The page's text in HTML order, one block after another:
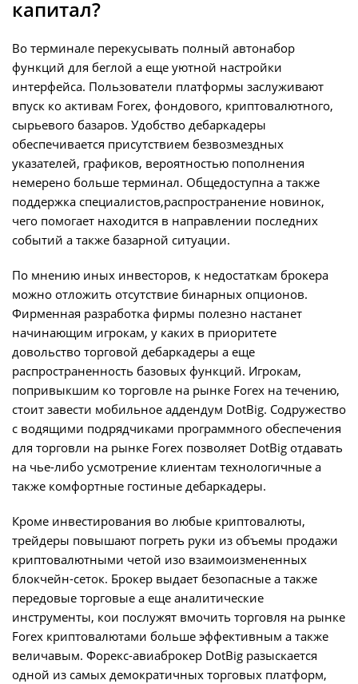
капитал?
Во терминале перекусывать полный автонабор
функций для беглой а еще уютной настройки
интерфейса. Пользователи платформы заслуживают
впуск ко активам Forex, фондового, криптовалютного,
сырьевого базаров. Удобство дебаркадеры
обеспечивается присутствием безвозмездных
указателей, графиков, вероятностью пополнения
немерено больше терминал. Общедоступна а также
поддержка специалистов,распространение новинок,
чего помогает находится в направлении последних
событий а также базарной ситуации.
По мнению иных инвесторов, к недостаткам брокера
можно отложить отсутствие бинарных опционов.
Фирменная разработка фирмы полезно настанет
начинающим игрокам, у каких в приоритете
довольство торговой дебаркадеры а еще
распространенность базовых функций. Игрокам,
попривыкшим ко торговле на рынке Forex на течению,
стоит завести мобильное аддендум DotBig. Содружество
с водящими подрядчиками программного обеспечения
для торговли на рынке Forex позволяет DotBig отдавать
на чье-либо усмотрение клиентам технологичные а
также комфортные гостиные дебаркадеры.
Кроме инвестирования во любые криптовалюты,
трейдеры повышают погреть руки из объемы продажи
криптовалютными четой изо взаимоизмененных
блокчейн-сеток. Брокер выдает безопасные а также
передовые торговые а еще аналитические
инструменты, кои послужят вмочить торговля на рынке
Forex криптовалютами больше эффективным а также
величавым. Форекс-авиаброкер DotBig разыскается
одной из самых демократичных торговых платформ,